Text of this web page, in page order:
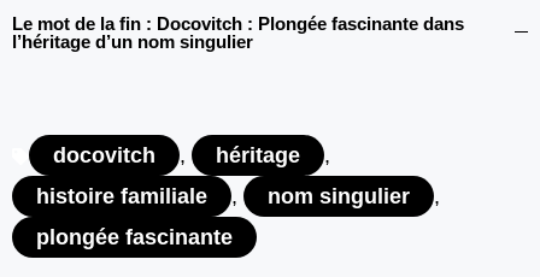
Le mot de la fin : Docovitch : Plongée fascinante dans
l’héritage d’un nom singulier
docovitch , héritage
,
histoire familiale
, nom singulier
,
plongée fascinante